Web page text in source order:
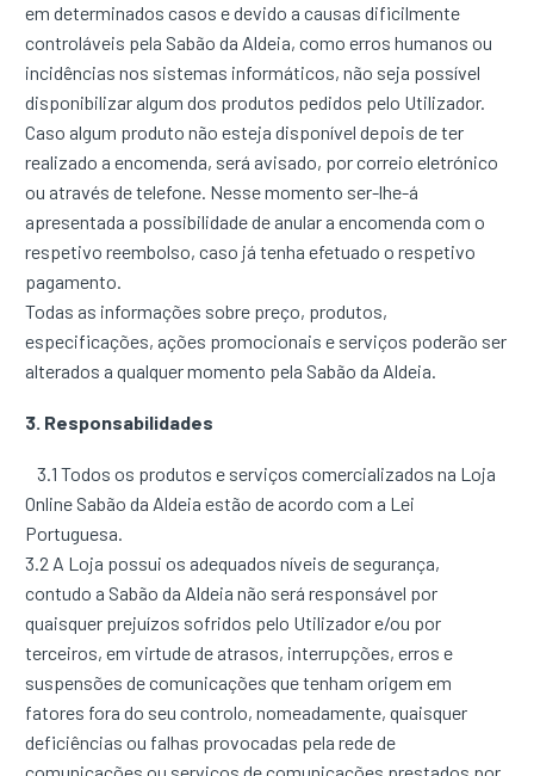
em determinados casos e devido a causas dificilmente
controláveis pela Sabão da Aldeia, como erros humanos ou
incidências nos sistemas informáticos, não seja possível
disponibilizar algum dos produtos pedidos pelo Utilizador.
Caso algum produto não esteja disponível depois de ter
realizado a encomenda, será avisado, por correio eletrónico
ou através de telefone. Nesse momento ser-lhe-á
apresentada a possibilidade de anular a encomenda com o
respetivo reembolso, caso já tenha efetuado o respetivo
pagamento.
Todas as informações sobre preço, produtos,
especificações, ações promocionais e serviços poderão ser
alterados a qualquer momento pela Sabão da Aldeia.
3. Responsabilidades
3.1 Todos os produtos e serviços comercializados na Loja
Online Sabão da Aldeia estão de acordo com a Lei
Portuguesa.
3.2 A Loja possui os adequados níveis de segurança,
contudo a Sabão da Aldeia não será responsável por
quaisquer prejuízos sofridos pelo Utilizador e/ou por
terceiros, em virtude de atrasos, interrupções, erros e
suspensões de comunicações que tenham origem em
fatores fora do seu controlo, nomeadamente, quaisquer
deficiências ou falhas provocadas pela rede de
comunicações ou serviços de comunicações prestados por